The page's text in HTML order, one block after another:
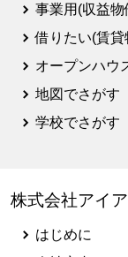
事業用(収益物
借りたい(賃貸
オープンハウ
地図でさがす
学校でさがす
株式会社アイ
はじめに